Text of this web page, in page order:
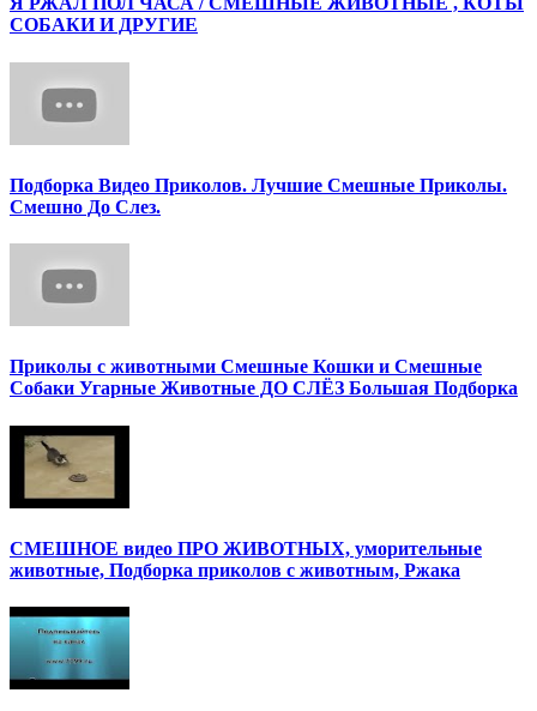
СОБАКИ И ДРУГИЕ
Подборка Видео Приколов. Лучшие Смешные Приколы.
Смешно До Слез.
Приколы с животными Смешные Кошки и Смешные
Собаки Угарные Животные ДО СЛЁЗ Большая Подборка
СМЕШНОЕ видео ПРО ЖИВОТНЫХ, уморительные
животные, Подборка приколов с животным, Ржака